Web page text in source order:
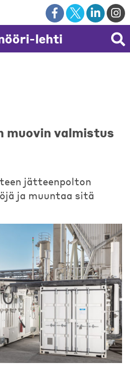
lehti
muovin valmistus
jätteenpolton
ja muuntaa sitä